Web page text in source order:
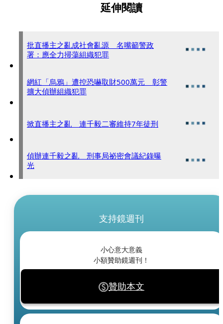
延伸閱讀
批直播主之亂成社會亂源 名嘴籲警政
署：應全力掃蕩組織犯罪
網紅「烏鴉」遭控恐嚇取財500萬元 彰警
擴大偵辦組織犯罪
掀直播主之亂 連千毅二審維持7年徒刑
偵辦連千毅之亂 刑事局祕密會議紀錄曝
光
支持鏡週刊
小心意大意義
小額贊助鏡週刊！
贊助本文